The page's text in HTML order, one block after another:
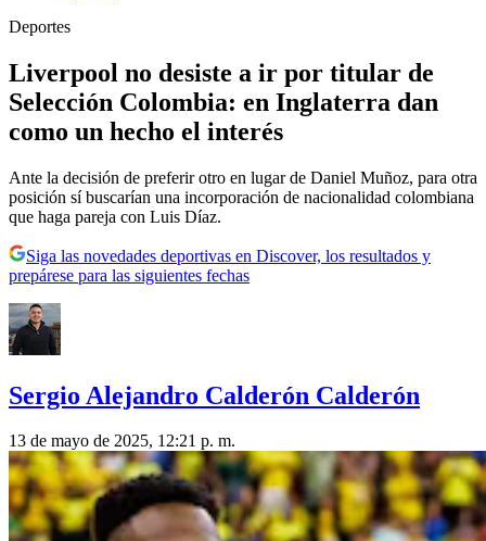
Deportes
Liverpool no desiste a ir por titular de
Selección Colombia: en Inglaterra dan
como un hecho el interés
Ante la decisión de preferir otro en lugar de Daniel Muñoz, para otra
posición sí buscarían una incorporación de nacionalidad colombiana
que haga pareja con Luis Díaz.
Siga las novedades deportivas en Discover, los resultados y
prepárese para las siguientes fechas
Sergio Alejandro Calderón Calderón
13 de mayo de 2025, 12:21 p. m.